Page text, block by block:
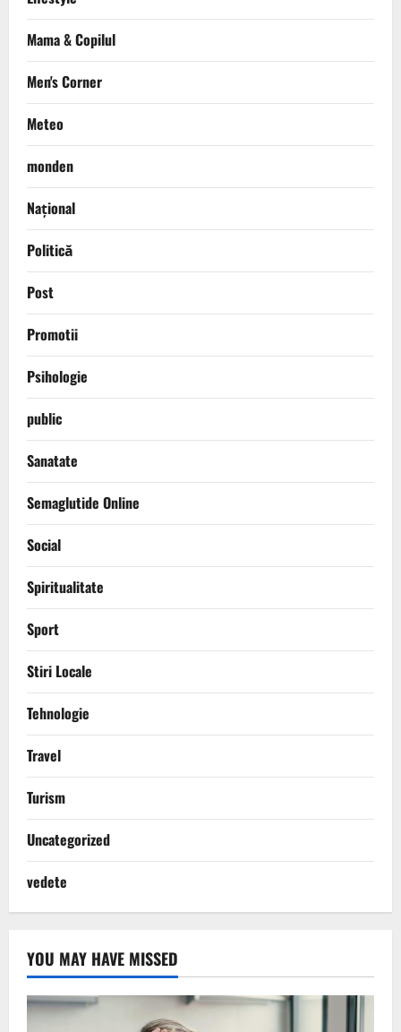
Mama & Copilul
Men's Corner
Meteo
monden
Național
Politică
Post
Promotii
Psihologie
public
Sanatate
Semaglutide Online
Social
Spiritualitate
Sport
Stiri Locale
Tehnologie
Travel
Turism
Uncategorized
vedete
YOU MAY HAVE MISSED